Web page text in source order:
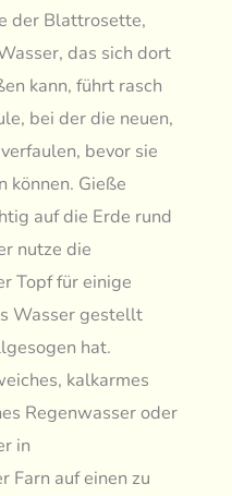
der Blattrosette,
das sich dort
kann, führt rasch
bei der die neuen,
bevor sie
können. Gieße
auf die Erde rund
nutze die
Topf für einige
Wasser gestellt
hat.
kalkarmes
Regenwasser oder
in
Farn auf einen zu